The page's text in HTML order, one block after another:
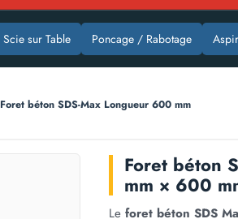
Scie sur Table Poncage / Rabotage
Foret béton SDS-Max Longueur 600 mm
Foret béton
mm × 600
Leforet béton SDS